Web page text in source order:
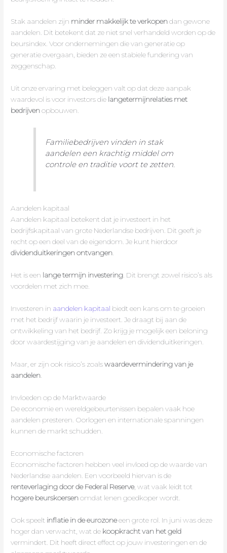
Stak aandelen zijn minder makkelijk te verkopendan gewone
aandelen. Dit betekent dat ze niet snel verhandeld worden op de
beursindex. Voor ondernemingen die van generatie op
generatie overgaan, bieden ze een stabiele fundering van
zeggenschap.
Uit onze ervaring met beleggen valt op dat deze aanpak
waardevol is voor investors die langetermijnrelaties met
bedrijvenopbouwen.
Familiebedrijven vinden in stak
aandelen een krachtig middel om
controle en traditie voort te zetten.
Aandelen kapitaal
Aandelen kapitaal betekent dat je investeert in het
bedrijfskapitaal van grote Nederlandse bedrijven. Dit geeft je
recht op een deel van de eigendom. Je kunt hierdoor
dividenduitkeringen ontvangen.
Het is een lange termijn investering. Dit brengt zowel risico’s als
voordelen met zich mee.
Investeren in aandelen kapitaal biedt een kans om te groeien
met het bedrijf waarin je investeert. Je draagt bij aan de
ontwikkeling van het bedrijf. Zo krijg je mogelijk een beloning
door waardestijging van je aandelen en dividenduitkeringen.
Maar, er zijn ook risico’s zoalswaardevermindering van je
aandelen
Invloeden op de Marktwaarde
De economie en wereldgebeurtenissen bepalen vaak hoe
aandelen presteren. Oorlogen en internationale spanningen
kunnen de markt schudden.
Economische factoren
Economische factoren hebben veel invloed op de waarde van
Nederlandse aandelen. Een voorbeeld hiervan is de
renteverlaging door de Federal Reserve, wat vaak leidt tot
hogere beurskoersenomdat lenen goedkoper wordt.
Ook speelt inflatie in de eurozoneeen grote rol. In juni was deze
hoger dan verwacht, wat de koopkracht van het geld
vermindert. Dit heeft direct effect op jouw investeringen en de